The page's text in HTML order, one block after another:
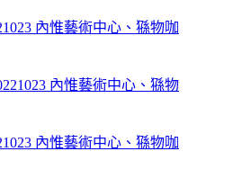
內惟藝術中心、猻物咖
內惟藝術中心、猻物咖